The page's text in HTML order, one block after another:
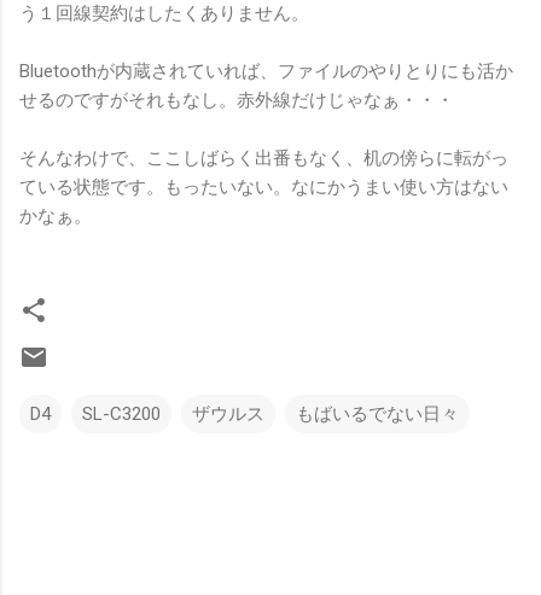
う１回線契約はしたくありません。
Bluetoothが内蔵されていれば、ファイルのやりとりにも活か
せるのですがそれもなし。赤外線だけじゃなぁ・・・
そんなわけで、ここしばらく出番もなく、机の傍らに転がっ
ている状態です。もったいない。なにかうまい使い方はない
かなぁ。
D4 SL-C3200 ザウルス もばいるでない日々